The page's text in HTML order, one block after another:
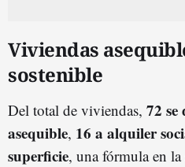
Viviendas
sostenible
Del total de viviendas, 72
asequible, 16 a alquiler
superficie, una fórmula en